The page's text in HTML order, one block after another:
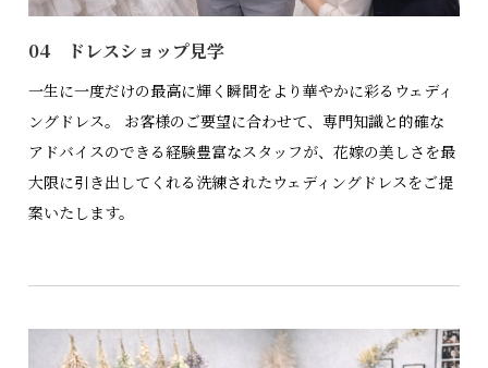
04 ドレスショップ見学
一生に一度だけの最高に輝く瞬間をより華やかに彩るウェディ
ングドレス。 お客様のご要望に合わせて、専門知識と的確な
アドバイスのできる経験豊富なスタッフが、花嫁の美しさを最
大限に引き出してくれる洗練されたウェディングドレスをご提
案いたします。